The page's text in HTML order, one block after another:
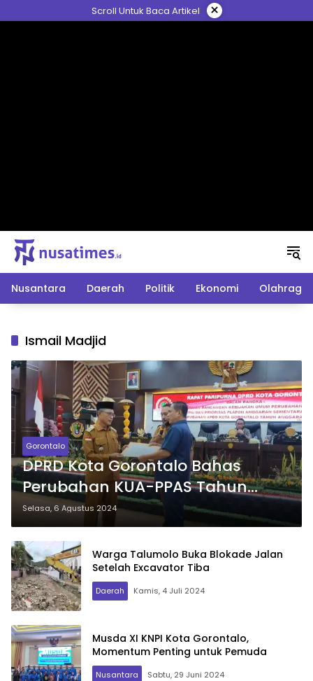
ke
Scroll Untuk Baca Artikel ×
Nusantara Daerah Politik Ekonomi Olahraga
Ismail Madjid
Gorontalo
DPRD Kota Gorontalo Bahas
Perubahan KUA-PPAS Tahun
Anggaran 2024
Selasa, 6 Agustus 2024
Warga Talumolo Buka Blokade Jalan
Setelah Excavator Tiba
Daerah Kamis, 4 Juli 2024
Musda XI KNPI Kota Gorontalo,
Momentum Penting untuk Pemuda
Nusantara Sabtu, 29 Juni 2024